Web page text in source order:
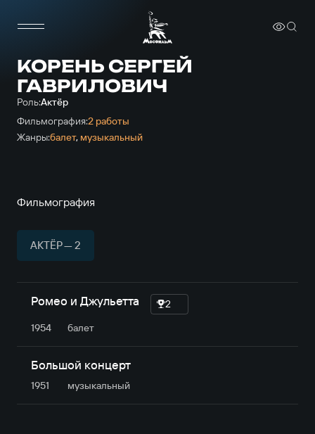
КОРЕНЬ СЕРГЕЙ
ГАВРИЛОВИЧ
Роль:Актёр
Фильмография:2 работы
Жанры:балет, музыкальный
Фильмография
АКТЁР — 2
Ромео и Джульетта
2
1954
балет
Большой концерт
1951 музыкальный